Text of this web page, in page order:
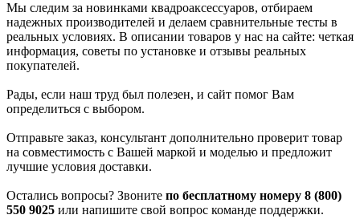
Мы следим за новинками квадроаксессуаров, отбираем
надежных производителей и делаем сравнительные тесты в
реальных условиях. В описании товаров у нас на сайте: четкая
информация, советы по установке и отзывы реальных
покупателей.
Рады, если наш труд был полезен, и сайт помог Вам
определиться с выбором.
Отправьте заказ, консультант дополнительно проверит товар
на совместимость с Вашей маркой и моделью и предложит
лучшие условия доставки.
Остались вопросы? Звоните по бесплатному номеру 8 (800)
550 9025 или напишите свой вопрос команде поддержки.